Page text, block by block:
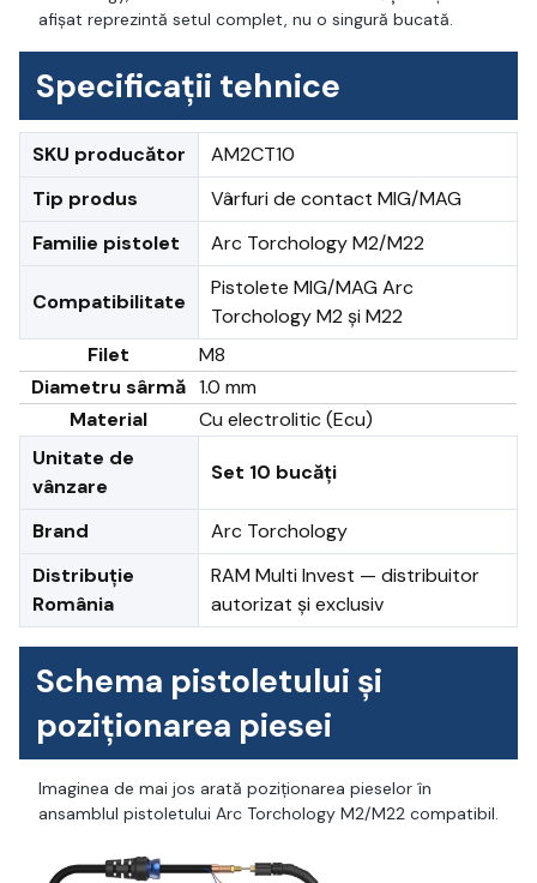
afișat reprezintă setul complet, nu o singură bucată.
Specificații tehnice
SKU producător
AM2CT10
Tip produs
Vârfuri de contact MIG/MAG
Familie pistolet
Arc Torchology M2/M22
Compatibilitate
Pistolete MIG/MAG Arc
Torchology M2 și M22
Filet
M8
Diametru sârmă 1.0 mm
Material
Cu electrolitic (Ecu)
Unitate de
vânzare
Set 10 bucăți
Brand
Arc Torchology
Distribuție
România
RAM Multi Invest — distribuitor
autorizat și exclusiv
Schema pistoletului și
poziționarea piesei
Imaginea de mai jos arată poziționarea pieselor în
ansamblul pistoletului Arc Torchology M2/M22 compatibil.